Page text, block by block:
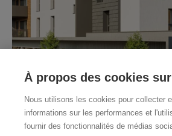
À propos des cookies
Nous utilisons les cookies pour collecter
informations sur les performances et
fournir des fonctionnalités de médias